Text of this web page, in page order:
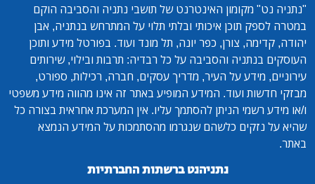
"נתניה נט" מקומון האינטרנט של תושבי נתניה והסביבה הוקם
במטרה לספק תוכן איכותי ובלתי תלוי על המתרחש בנתניה, אבן
יהודה, קדימה, צורן, כפר יונה, תל מונד ועוד. בפורטל מידע ותוכן
העוסקים בנתניה והסביבה על כל רבדיה: תרבות ובילוי, שירותים
עירוניים, מידע על העיר, מדריך עסקים, חברה, רכילות, ספורט,
מבזקי חדשות ועוד. המידע המופיע באתר זה אינו מהווה מידע משפטי
ו/או מידע רשמי הניתן להסתמך עליו. אין המערכת אחראית בצורה כל
שהיא על נזקים כלשהם שנגרמו מהסתמכות על המידע הנמצא
באתר.
נתניהנט ברשתות החברתיות